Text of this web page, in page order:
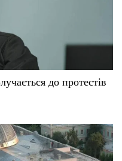
до протестів